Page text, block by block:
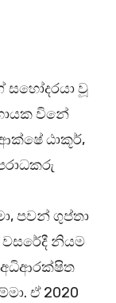
සහෝදරයා වූ
විනේ
ඨාකූර්,
පවන් ගුප්තා
වසරේදී නියම
අධිආරක්ෂිත
ඒ 2020